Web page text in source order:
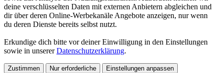
deine verschlüsselten Daten mit externen Anbietern abgleichen und
dir über deren Online-Werbekanäle Angebote anzeigen, nur wenn
du deren Dienste bereits selbst nutzt.
Erkundige dich bitte vor deiner Einwilligung in den Einstellungen
sowie in unsererDatenschutzerklärung.
Zustimmen Nur erforderliche Einstellungen anpassen